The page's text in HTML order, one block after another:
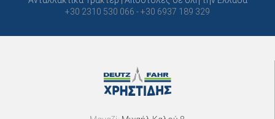
+30 2310 530 066 - +30 6937 189 329